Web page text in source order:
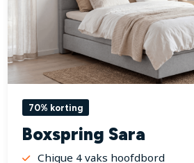
70% korting
Boxspring Sara
Chique 4 vaks hoofdbord